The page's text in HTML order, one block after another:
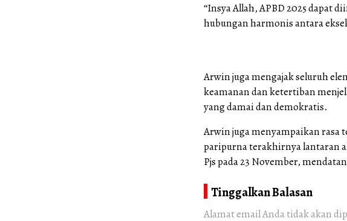
“Insya Allah, APBD 2025 dapat
hubungan harmonis antara
Arwin juga mengajak seluruh
keamanan dan ketertiban
yang damai dan demokratis.
Arwin juga menyampaikan
paripurna terakhirnya lantaran
Pjs pada 23 November,
Tinggalkan Balasan
Alamat email Anda tidak akan